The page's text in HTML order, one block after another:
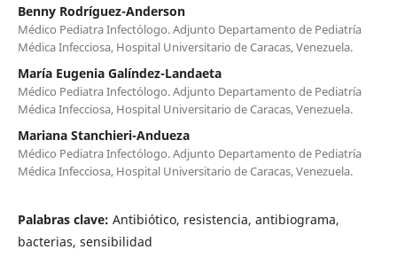
Benny Rodríguez-Anderson
Médico Pediatra Infectólogo. Adjunto Departamento de Pediatría
Médica Infecciosa, Hospital Universitario de Caracas, Venezuela.
María Eugenia Galíndez-Landaeta
Médico Pediatra Infectólogo. Adjunto Departamento de Pediatría
Médica Infecciosa, Hospital Universitario de Caracas, Venezuela.
Mariana Stanchieri-Andueza
Médico Pediatra Infectólogo. Adjunto Departamento de Pediatría
Médica Infecciosa, Hospital Universitario de Caracas, Venezuela.
Palabras clave: Antibiótico, resistencia, antibiograma,
bacterias, sensibilidad